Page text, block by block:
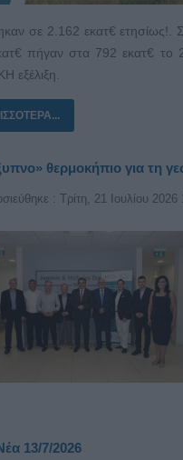
σε 2.162 εκατ€
πήγαν στα 792 εκατ€ το
εξέλιξη.
θερμοκήπιο για τη
: Τρίτη, 21 Ιουλίου 2026
13/7/2026